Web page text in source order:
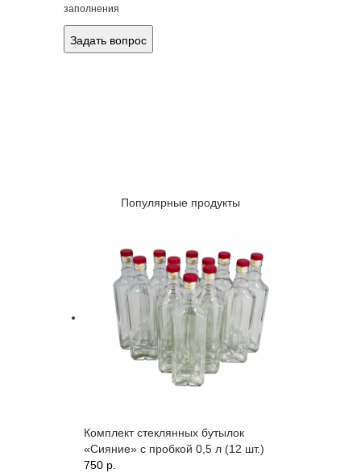
заполнения
Популярные продукты
Комплект стеклянных бутылок
«Сияние» с пробкой 0,5 л (12 шт.)
750 p.